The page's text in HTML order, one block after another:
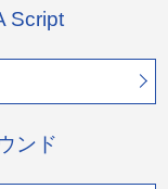
Script
ンド